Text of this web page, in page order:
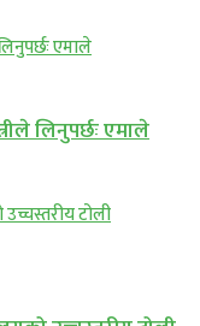
लिनुपर्छः एमाले